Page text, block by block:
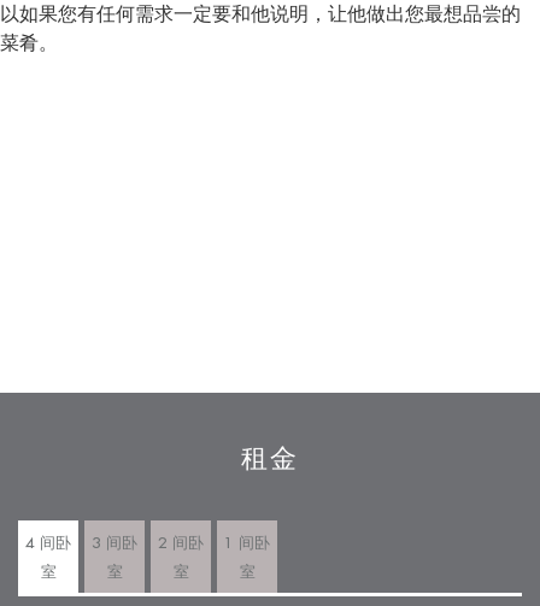
以如果您有任何需求一定要和他说明，让他做出您最想品尝的
菜肴。
租金
4 间卧
室
3 间卧
室
2 间卧
室
1 间卧
室